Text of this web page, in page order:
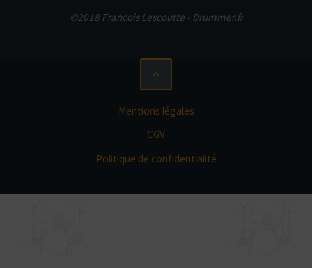
©2018 Francois Lescoutte - Drummer.fr
Mentions légales
CGV
Politique de confidentialité